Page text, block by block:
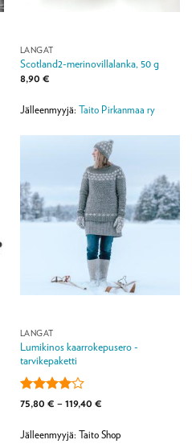
LANGAT
Scotland2-merinovillalanka, 50 g
8,90 €
Jälleenmyyjä: Taito Pirkanmaa ry
LANGAT
Lumikinos kaarrokepusero -
tarvikepaketti
Arvostelu
4 / 5
75,80 € – 119,40 €Hintaluokka:
119,40 €
Jälleenmyyjä: Taito Shop